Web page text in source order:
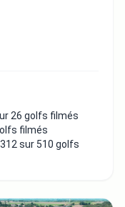
26 golfs filmés
filmés
sur 510 golfs